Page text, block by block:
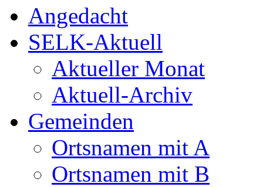
Angedacht
SELK-Aktuell
Aktueller Monat
Aktuell-Archiv
Gemeinden
Ortsnamen mit A
Ortsnamen mit B